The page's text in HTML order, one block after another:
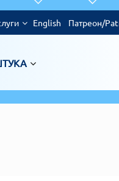
English Патреон/